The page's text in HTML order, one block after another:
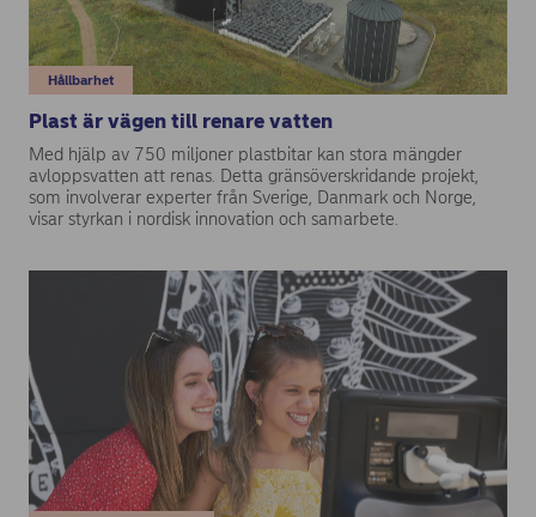
Hållbarhet
Plast är vägen till renare vatten
Med hjälp av 750 miljoner plastbitar kan stora mängder
avloppsvatten att renas. Detta gränsöverskridande projekt,
som involverar experter från Sverige, Danmark och Norge,
visar styrkan i nordisk innovation och samarbete.